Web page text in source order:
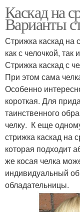
Каскад на
Варианты
Стрижка каскад на
как с челочкой, так
Стрижка каскад с
При этом сама
Особенно
короткая. Для
таинственного
челку. К еще
стрижка каскад на
которая подходит
же косая челка
индивидуальный
обладательницы.